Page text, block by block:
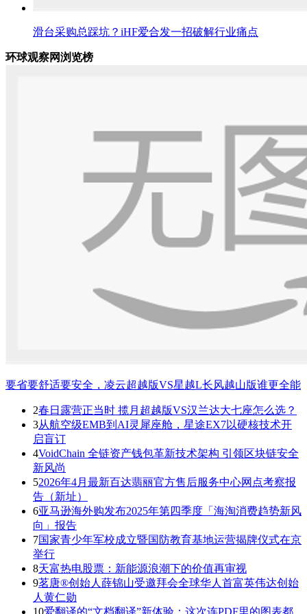
滑台采购总踩坑？iHF爱合发一招破解行业痛点
环球观察网浏览榜
要省要舒适要安全，凌云超越版VS星越L长风越山版谁更全能
2春日露营正当时 揽月超越版VS汉兰达大七座怎么选？
3从航空级EMB到AI灵犀座舱，星途EX7以硬核技术开
启盲订
4VoidChain 全链资产钱包革新技术架构 引领区块链安全
新风尚
52026年4月最新百达翡丽官方售后服务中心网点考察报
告（新址）
6亚马逊海外购发布2025年第四季度「海淘消费趋势新风
向」报告
7国家青少年军校成立暨国防教育基地运营揭牌仪式在京
举行
8天富热电股票：新能源浪潮下的价值再审视
9茗唐®创始人薛锦山受邀拜会全球华人首富英伟达创始
人黄仁勋
10爱翻译的“文档翻译”新体验：这次连PDF里的图表都